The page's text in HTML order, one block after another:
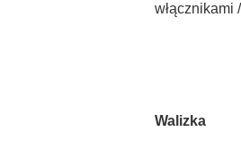
włącznikami
Walizka